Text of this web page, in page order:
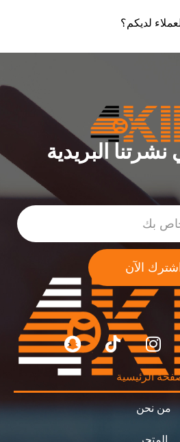
لديكم؟
البريدية
الرئيسية
من نحن